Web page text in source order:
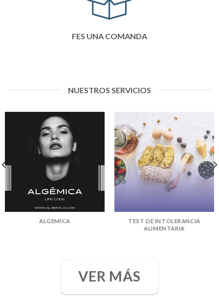
FES UNA COMANDA
NUESTROS SERVICIOS
ALGEMICA
TEST DE INTOLERANCIA
ALIMENTARIA
VER MÁS